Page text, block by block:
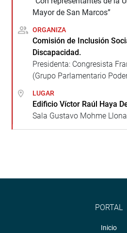
Mayor de San Marcos”
ORGANIZA
Comisión de Inclusión
Discapacidad.
Presidenta: Congresista
(Grupo Parlamentario
LUGAR
Edificio Víctor Raúl Haya
Sala Gustavo Mohme Llona
PORTAL
Inicio